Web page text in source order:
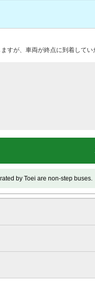
すが、車両が終点に到着して
by Toei are non-step buses.